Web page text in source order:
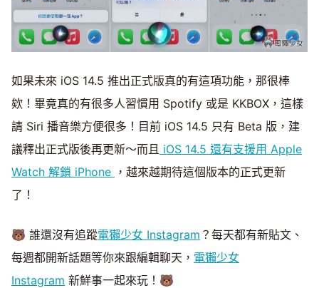
如果未來 iOS 14.5 推出正式版真的有這項功能，那很棒
欸！畢竟真的有很多人習慣用 Spotify 或是 KKBOX，這樣
請 Siri 播音樂方便很多！目前 iOS 14.5 只有 Beta 版，建
議釋出正式版後再更新～而且 iOS 14.5 還有支援用 Apple
Watch 解鎖 iPhone ，越來越期待這個版本的正式更新
了！
🐻 誰還沒有追蹤電獺少女 Instagram ？每天都有新貼文、
每週都開新話題等你來跟編輯聊天， 電獺少女
Instagram 新鮮事一起來玩！🐻